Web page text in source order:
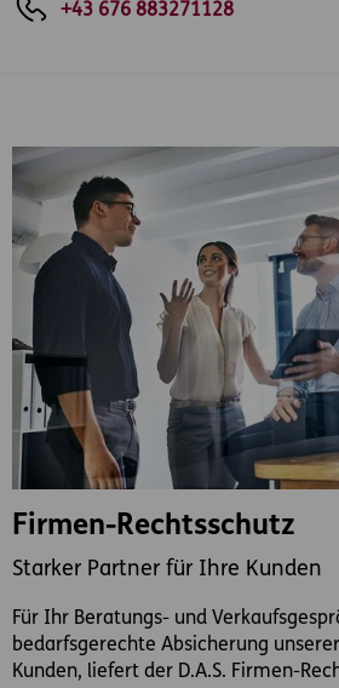
+43 676 883271128
Firmen-Rechtsschutz
Starker Partner für Ihre Kunden
Für Ihr Beratungs- und
bedarfsgerechte Absicherung
Kunden, liefert der D.A.S. Firmen-